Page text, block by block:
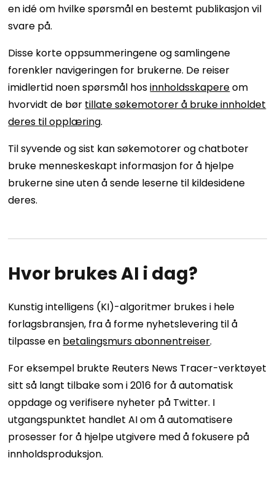
en idé om hvilke spørsmål en bestemt publikasjon vil
svare på.
Disse korte oppsummeringene og samlingene
forenkler navigeringen for brukerne. De reiser
imidlertid noen spørsmål hosinnholdsskapereom
hvorvidt de bør tillate søkemotorer å bruke innholdet
deres til opplæring.
Til syvende og sist kan søkemotorer og chatboter
bruke menneskeskapt informasjon for å hjelpe
brukerne sine uten å sende leserne til kildesidene
deres.
Hvor brukes AI i dag?
Kunstig intelligens (KI)-algoritmer brukes i hele
forlagsbransjen, fra å forme nyhetslevering til å
tilpasse en betalingsmurs abonnentreiser.
For eksempel brukte Reuters News Tracer-verktøyet
sitt så langt tilbake som i 2016 for å automatisk
oppdage og verifisere nyheter på Twitter. I
utgangspunktet handlet AI om å automatisere
prosesser for å hjelpe utgivere med å fokusere på
innholdsproduksjon.